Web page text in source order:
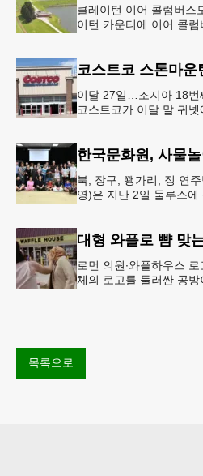
클레이턴 이어 콜럼버스
이턴 카운티에 이어 콜럼
코스트코 스톤마운
이달 27일…조지아 18
코스트코가 이달 말 귀넷
한국문화원, 사물
북, 장구, 꽹가리, 징 연
영)은 지난 2일 둘루스에
대형 와플로 뺨 맞
로먼 의원∙와플하우스
체의 로고를 둘러싼 공방
목록으로